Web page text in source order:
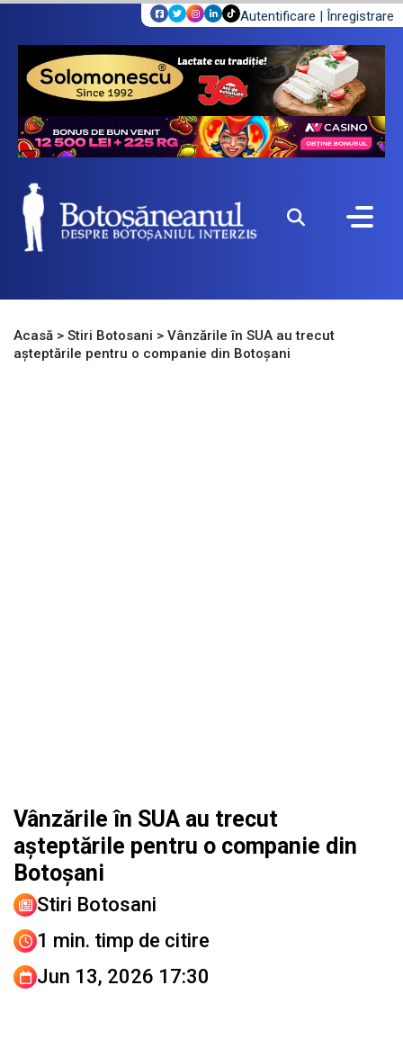
Autentificare | Înregistrare
Acasă > Stiri Botosani > Vânzările în SUA au trecut
așteptările pentru o companie din Botoșani
Vânzările în SUA au trecut
așteptările pentru o companie din
Botoșani
Stiri Botosani
1 min. timp de citire
Jun 13, 2026 17:30